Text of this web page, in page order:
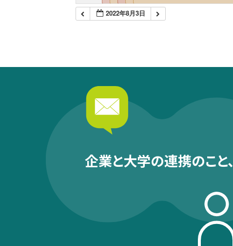
2022年8月3日
企業と大学の連携のこと、